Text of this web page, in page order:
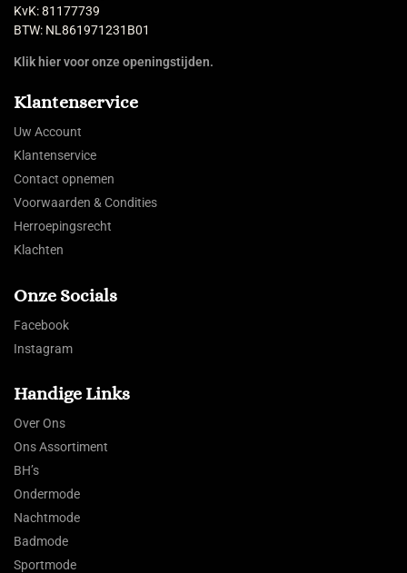
KvK: 81177739
BTW: NL861971231B01
Klik hier voor onze openingstijden.
Klantenservice
Uw Account
Klantenservice
Contact opnemen
Voorwaarden & Condities
Herroepingsrecht
Klachten
Onze Socials
Facebook
Instagram
Handige Links
Over Ons
Ons Assortiment
BH’s
Ondermode
Nachtmode
Badmode
Sportmode